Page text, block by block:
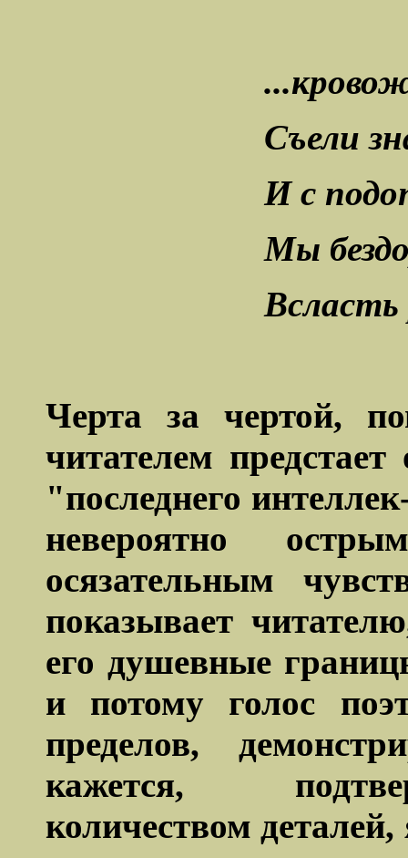
Съели
И с
Мы
Всласть
Черта за чертой,
читателем
"последнего
невероятно
осязательным
показывает
его душевные
и потому голос
пределов,
кажется,
количеством